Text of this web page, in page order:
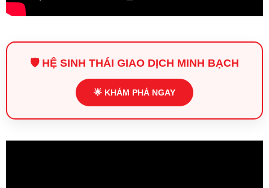
🛡️ HỆ SINH THÁI GIAO DỊCH MINH BẠCH
🌟 KHÁM PHÁ NGAY